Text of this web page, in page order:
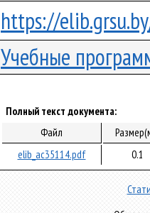
https://
Учебные
Полный текст документа:
Файл
elib_ac35114.pdf
0.1